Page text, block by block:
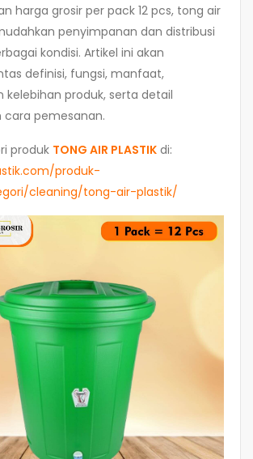
harga grosir per pack 12 pcs, tong air
penyimpanan dan distribusi
kondisi. Artikel ini akan
definisi, fungsi, manfaat,
kelebihan produk, serta detail
cara pemesanan.
produk TONG AIR PLASTIK di:
produk-
cleaning/tong-air-plastik/